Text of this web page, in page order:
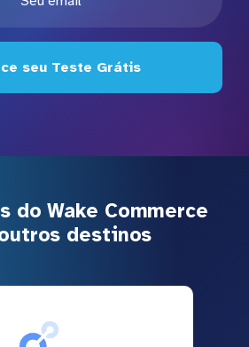
seu Teste Grátis
do Wake Commerce
destinos